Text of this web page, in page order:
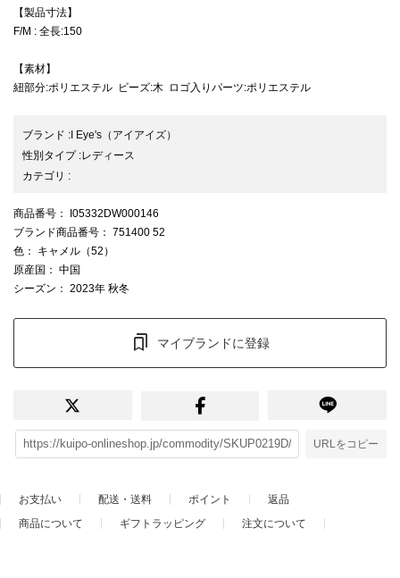
【製品寸法】
F/M : 全長:150
【素材】
紐部分:ポリエステル ビーズ:木 ロゴ入りパーツ:ポリエステル
ブランド :I Eye's （アイアイズ）
性別タイプ:レディース
カテゴリ :
商品番号 ： I05332DW000146
ブランド商品番号 ： 751400 52
色 ： キャメル（52）
原産国 ： 中国
シーズン ： 2023年 秋冬
マイブランドに登録
URLをコピー
お支払い 配送・送料 ポイント
返品
商品について
ギフトラッピング 注文について